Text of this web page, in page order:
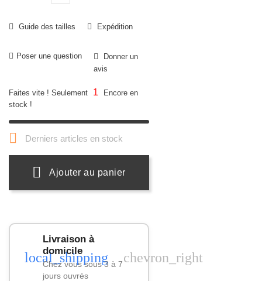
Guide des tailles Expédition
Poser une question
Donner un
avis
Faites vite ! Seulement 1
Encore en
stock !
 Derniers articles en stock
Ajouter au panier
local_shipping
Livraison à
domicile
Chez vous sous 3 à 7
jours ouvrés
chevron_right